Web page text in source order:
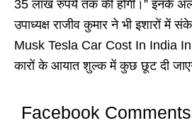
35 लाख रुपये तक की होगी।” इनके
उपाध्यक्ष राजीव कुमार ने भी इशारों में
Musk Tesla Car Cost In India
कारों के आयात शुल्क में कुछ छूट दी
Facebook Comments